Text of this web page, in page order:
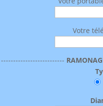
Votre
--------------------------